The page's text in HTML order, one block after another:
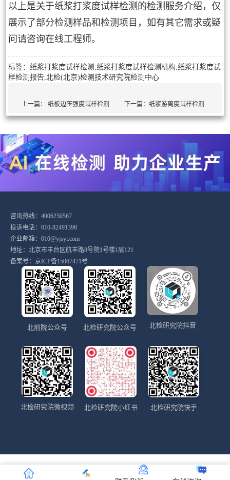
以上是关于纸浆打浆度试样检测的检测服务介绍，仅
展示了部分检测样品和检测项目，如有其它需求或疑
问请咨询在线工程师。
标签：纸浆打浆度试样检测,纸浆打浆度试样检测机构,纸浆打浆度试
样检测报告,北检(北京)检测技术研究院检测中心
上一篇：纸板边压强度试样检测 下一篇：纸浆游离度试样检测
咨询热线：4006250567
投诉电话：010-82491398
企业邮箱：010@yjsyi.com
地址：北京市丰台区航丰路8号院1号楼1层121
备案号： 京ICP备15067471号
北前院公众号 北检研究院公众号 北检研究院抖音
北检研究院微视频 北检研究院小红书 北检研究院快手